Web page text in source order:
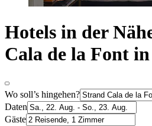
Hotels in der
Cala de la Font
Wo soll’s hingehen?
Daten
Gäste